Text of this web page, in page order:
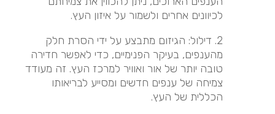
לכיוונים אחרים ולשמור על איזון העץ.
2. דילול: הגיזום מתבצע על ידי הסרת חלק
מהענפים, בעיקר הפנימיים, כדי לאפשר חדירה
טובה יותר של אור ואוויר למרכז העץ. זה מעודד
צמיחה של ענפים חדשים ומסייע לבריאותו
הכללית של העץ.